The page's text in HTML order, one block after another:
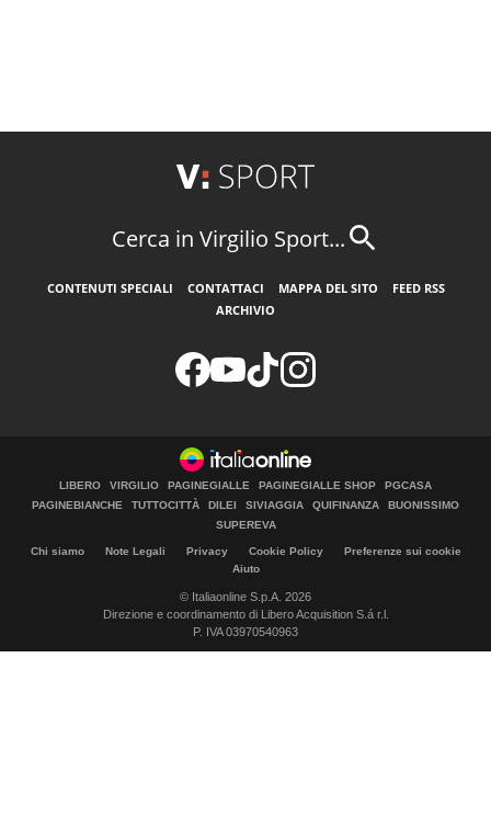
Cerca in Virgilio Sport...
CONTENUTI SPECIALI CONTATTACI MAPPA DEL SITO
FEED RSS
ARCHIVIO
LIBERO VIRGILIO PAGINEGIALLE PAGINEGIALLE SHOP
PGCASA
PAGINEBIANCHE
TUTTOCITTÀ DILEI SIVIAGGIA QUIFINANZA
BUONISSIMO
SUPEREVA
Chi siamo Note Legali Privacy Cookie Policy
Preferenze sui cookie
Aiuto
© Italiaonline S.p.A. 2026
Direzione e coordinamento di Libero Acquisition S.á r.l.
P. IVA 03970540963